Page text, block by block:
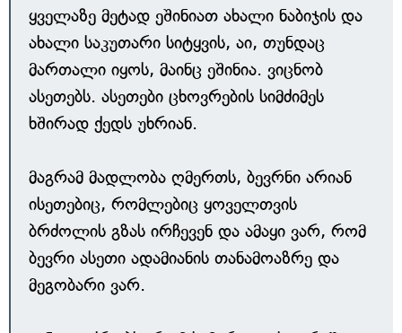
ყველაზე მეტად ეშინიათ ახალი ნაბიჯის და
ახალი საკუთარი სიტყვის, აი, თუნდაც
მართალი იყოს, მაინც ეშინია. ვიცნობ
ასეთებს. ასეთები ცხოვრების სიმძიმეს
ხშირად ქედს უხრიან.
მაგრამ მადლობა ღმერთს, ბევრნი არიან
ისეთებიც, რომლებიც ყოველთვის
ბრძოლის გზას ირჩევენ და ამაყი ვარ, რომ
ბევრი ასეთი ადამიანის თანამოაზრე და
მეგობარი ვარ.